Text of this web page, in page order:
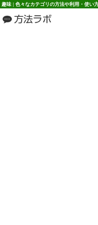
趣味 | 色々なカテゴリの方法や利用・使い